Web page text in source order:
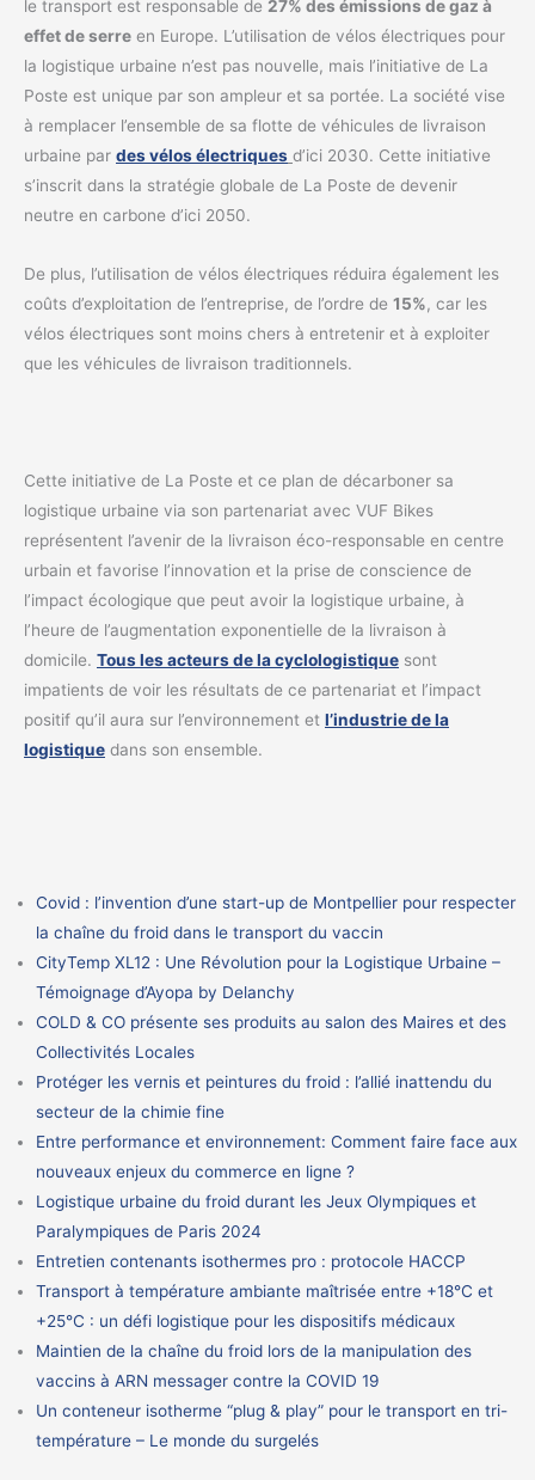
le transport est responsable de 27% des émissions de gaz à
effet de serre en Europe. L’utilisation de vélos électriques pour
la logistique urbaine n’est pas nouvelle, mais l’initiative de La
Poste est unique par son ampleur et sa portée. La société vise
à remplacer l’ensemble de sa flotte de véhicules de livraison
urbaine par des vélos électriques d’ici 2030. Cette initiative
s’inscrit dans la stratégie globale de La Poste de devenir
neutre en carbone d’ici 2050.
De plus, l’utilisation de vélos électriques réduira également les
coûts d’exploitation de l’entreprise, de l’ordre de 15%, car les
vélos électriques sont moins chers à entretenir et à exploiter
que les véhicules de livraison traditionnels.
Cette initiative de La Poste et ce plan de décarboner sa
logistique urbaine via son partenariat avec VUF Bikes
représentent l’avenir de la livraison éco-responsable en centre
urbain et favorise l’innovation et la prise de conscience de
l’impact écologique que peut avoir la logistique urbaine, à
l’heure de l’augmentation exponentielle de la livraison à
domicile. Tous les acteurs de la cyclologistique sont
impatients de voir les résultats de ce partenariat et l’impact
positif qu’il aura sur l’environnement et l’industrie de la
logistique dans son ensemble.
Covid : l’invention d’une start-up de Montpellier pour respecter
la chaîne du froid dans le transport du vaccin
CityTemp XL12 : Une Révolution pour la Logistique Urbaine –
Témoignage d’Ayopa by Delanchy
COLD & CO présente ses produits au salon des Maires et des
Collectivités Locales
Protéger les vernis et peintures du froid : l’allié inattendu du
secteur de la chimie fine
Entre performance et environnement: Comment faire face aux
nouveaux enjeux du commerce en ligne ?
Logistique urbaine du froid durant les Jeux Olympiques et
Paralympiques de Paris 2024
Entretien contenants isothermes pro : protocole HACCP
Transport à température ambiante maîtrisée entre +18°C et
+25°C : un défi logistique pour les dispositifs médicaux
Maintien de la chaîne du froid lors de la manipulation des
vaccins à ARN messager contre la COVID 19
Un conteneur isotherme “plug & play” pour le transport en tri-
température – Le monde du surgelés